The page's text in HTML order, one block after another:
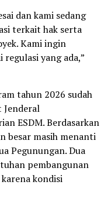
dan kami sedang
terkait hak serta
Kami ingin
regulasi yang ada,”
tahun 2026 sudah
Jenderal
ESDM. Berdasarkan
besar masih menanti
Pegunungan. Dua
pembangunan
kondisi